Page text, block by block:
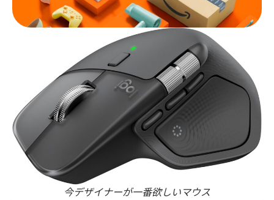
今デザイナーが一番欲しいマウス